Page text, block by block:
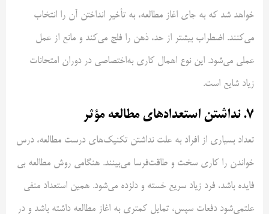
خواهد شد که به جای اغاز مطالعه، به تأخیر انداختن آن را انتخاب
می‌کنند. اضطراب بیشتر از حد، ذهن را فلج می‌کند و مانع از عمل
عملی می‌شود. این نوع اهمال کاری به‌اختصاصی در دوران امتحانات
زیاد شایع است.
۷. نداشتن استعداد‌های مطالعه مؤثر
تعداد بسیاری از افراد به علت نداشتن تکنیک‌های درست مطالعه، درس
خواندن را کاری سخت و طاقت‌فرسا می‌بینند. هنگامی روش مطالعه بی
فایده باشد، فرد زیاد سریع خسته و دلزده می‌شود. همین استعداد منفی
علتمی‌شود دفعات سپس، تمایل کمتری به اغاز مطالعه داشته باشد و در